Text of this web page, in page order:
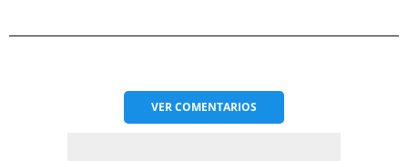
VERCOMENTARIOS